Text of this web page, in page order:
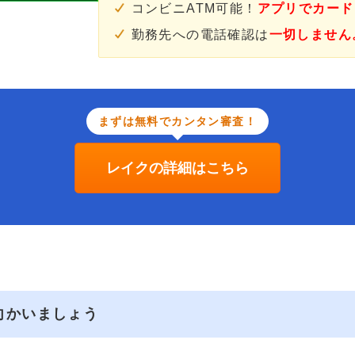
コンビニATM可能！ アプリでカー
勤務先への電話確認は一切しません
まずは無料でカンタン審査！
レイクの詳細はこちら
いましょう